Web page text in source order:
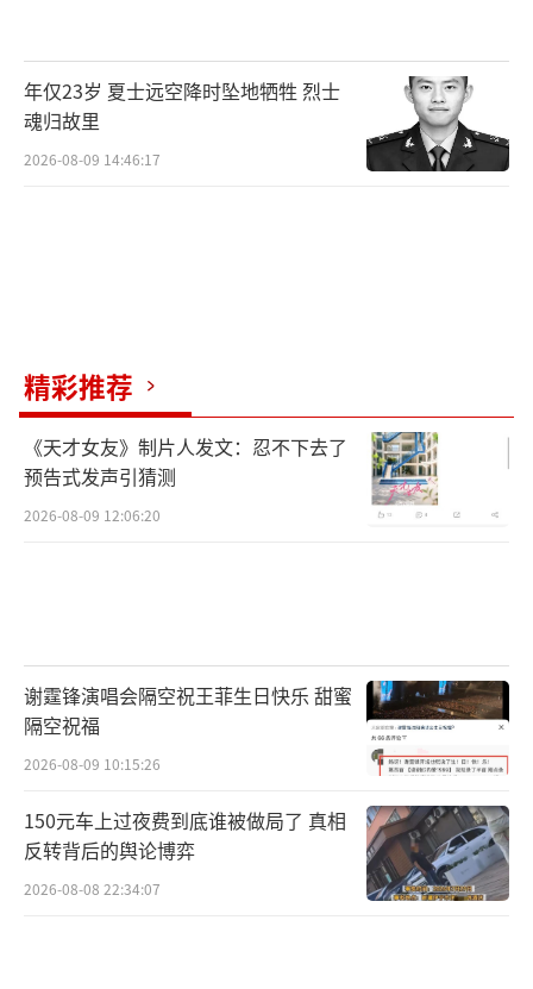
年仅23岁 夏士远空降时坠地牺牲 烈士
魂归故里
2026-08-09 14:46:17
精彩推荐
《天才女友》制片人发文：忍不下去了
预告式发声引猜测
2026-08-09 12:06:20
谢霆锋演唱会隔空祝王菲生日快乐 甜蜜
隔空祝福
2026-08-09 10:15:26
150元车上过夜费到底谁被做局了 真相
反转背后的舆论博弈
2026-08-08 22:34:07